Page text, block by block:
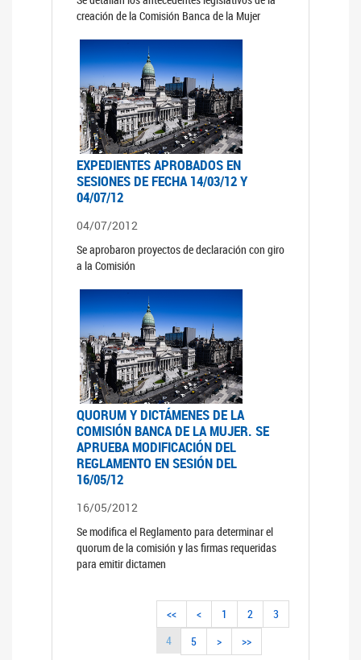
creación de la Comisión Banca de la Mujer
EXPEDIENTES APROBADOS EN
SESIONES DE FECHA 14/03/12 Y
04/07/12
04/07/2012
Se aprobaron proyectos de declaración con giro
a la Comisión
QUORUM Y DICTÁMENES DE LA
COMISIÓN BANCA DE LA MUJER. SE
APRUEBA MODIFICACIÓN DEL
REGLAMENTO EN SESIÓN DEL
16/05/12
16/05/2012
Se modifica el Reglamento para determinar el
quorum de la comisión y las firmas requeridas
para emitir dictamen
<< < 1 2
3
4
5 > >>